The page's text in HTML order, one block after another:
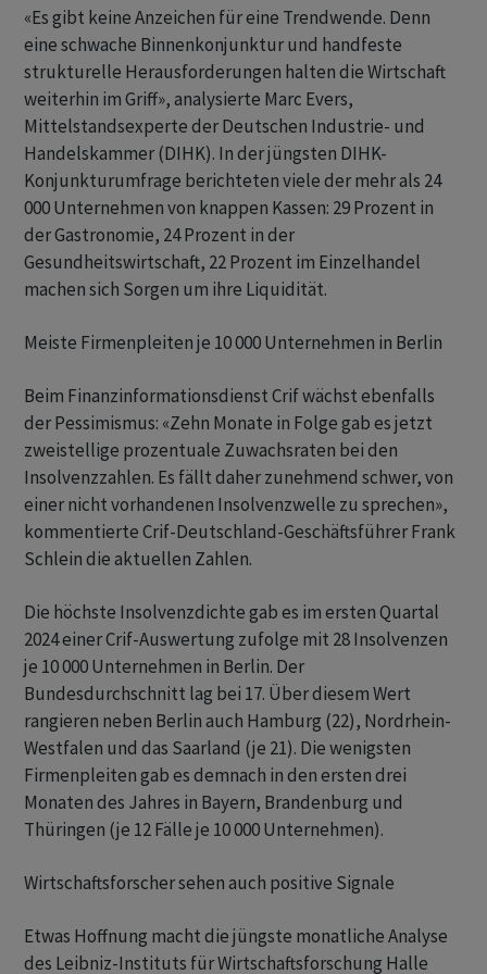
«Es gibt keine Anzeichen für eine Trendwende. Denn
eine schwache Binnenkonjunktur und handfeste
strukturelle Herausforderungen halten die Wirtschaft
weiterhin im Griff», analysierte Marc Evers,
Mittelstandsexperte der Deutschen Industrie- und
Handelskammer (DIHK). In der jüngsten DIHK-
Konjunkturumfrage berichteten viele der mehr als 24
000 Unternehmen von knappen Kassen: 29 Prozent in
der Gastronomie, 24 Prozent in der
Gesundheitswirtschaft, 22 Prozent im Einzelhandel
machen sich Sorgen um ihre Liquidität.
Meiste Firmenpleiten je 10 000 Unternehmen in Berlin
Beim Finanzinformationsdienst Crif wächst ebenfalls
der Pessimismus: «Zehn Monate in Folge gab es jetzt
zweistellige prozentuale Zuwachsraten bei den
Insolvenzzahlen. Es fällt daher zunehmend schwer, von
einer nicht vorhandenen Insolvenzwelle zu sprechen»,
kommentierte Crif-Deutschland-Geschäftsführer Frank
Schlein die aktuellen Zahlen.
Die höchste Insolvenzdichte gab es im ersten Quartal
2024 einer Crif-Auswertung zufolge mit 28 Insolvenzen
je 10 000 Unternehmen in Berlin. Der
Bundesdurchschnitt lag bei 17. Über diesem Wert
rangieren neben Berlin auch Hamburg (22), Nordrhein-
Westfalen und das Saarland (je 21). Die wenigsten
Firmenpleiten gab es demnach in den ersten drei
Monaten des Jahres in Bayern, Brandenburg und
Thüringen (je 12 Fälle je 10 000 Unternehmen).
Wirtschaftsforscher sehen auch positive Signale
Etwas Hoffnung macht die jüngste monatliche Analyse
des Leibniz-Instituts für Wirtschaftsforschung Halle